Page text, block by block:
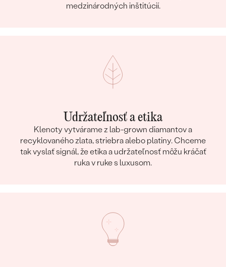
medzinárodných inštitúcií.
Udržateľnosť a etika
Klenoty vytvárame z lab-grown diamantov a
recyklovaného zlata, striebra alebo platiny. Chceme
tak vyslať signál, že etika a udržateľnosť môžu kráčať
ruka v ruke s luxusom.